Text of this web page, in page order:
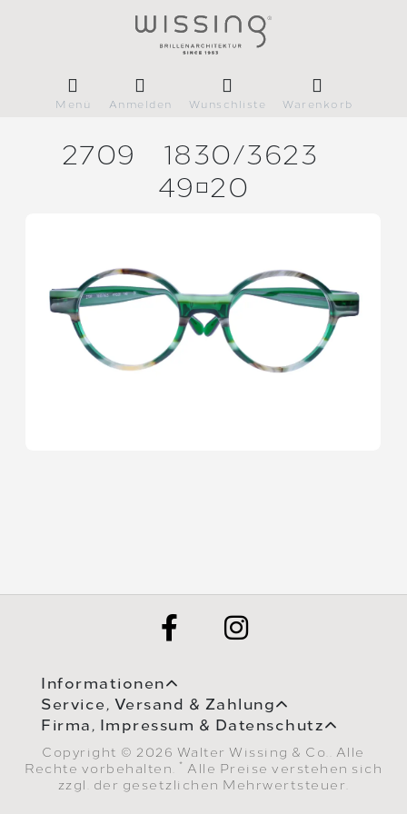
Menü Anmelden Wunschliste Warenkorb
2709 1830/3623
4920
Informationen
Service, Versand & Zahlung
Firma, Impressum & Datenschutz
Copyright © 2026 Walter Wissing & Co.. Alle
Rechte vorbehalten.
* Alle Preise verstehen sich
zzgl. der gesetzlichen Mehrwertsteuer.